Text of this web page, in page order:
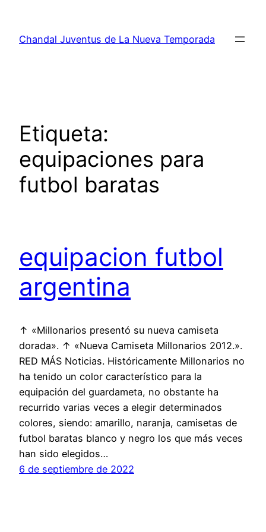
contenido
Chandal Juventus de La Nueva Temporada
Etiqueta:
equipaciones para
futbol baratas
equipacion futbol
argentina
↑ «Millonarios presentó su nueva camiseta
dorada». ↑ «Nueva Camiseta Millonarios 2012.».
RED MÁS Noticias. Históricamente Millonarios no
ha tenido un color característico para la
equipación del guardameta, no obstante ha
recurrido varias veces a elegir determinados
colores, siendo: amarillo, naranja, camisetas de
futbol baratas blanco y negro los que más veces
han sido elegidos…
6 de septiembre de 2022